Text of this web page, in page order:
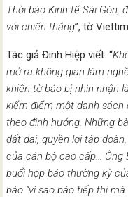
Thời báo Kinh tế Sài Gòn,
với chiến thắng”, tờ
Tác giả Đinh Hiệp viết: “
mở ra không gian làm
khiến tờ báo bị nhìn nhận
kiểm điểm một danh sách
theo định hướng. Những
đất đai, quyền lợi tập
của cán bộ cao cấp… Ông
buổi họp báo thường kỳ
báo “vì sao báo tiếp thị